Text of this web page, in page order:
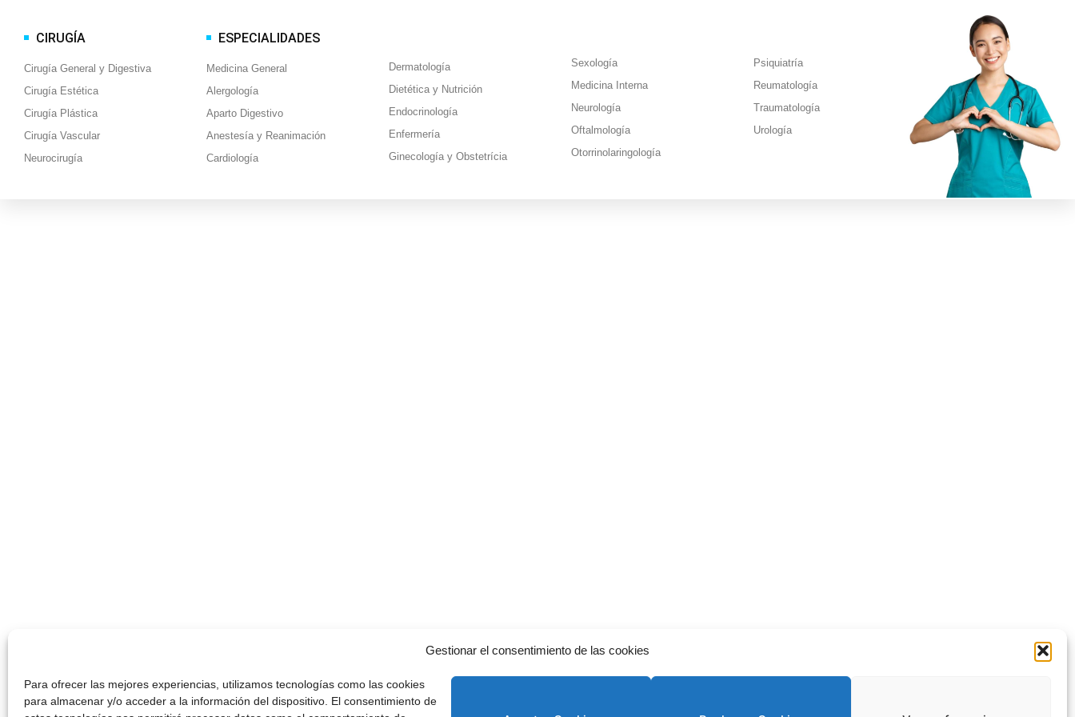
Gestionar el consentimiento de las cookies
Para ofrecer las mejores experiencias, utilizamos tecnologías como las cookies
para almacenar y/o acceder a la información del dispositivo. El consentimiento de
CIRUGÍA
Cirugía General y Digestiva
Cirugía Estética
Cirugía Plástica
Cirugía Vascular
Neurocirugía
ESPECIALIDADES
Medicina General
Alergología
Aparto Digestivo
Anestesía y Reanimación
Cardiología
Dermatología
Dietética y Nutrición
Endocrinología
Enfermería
Ginecología y Obstetrícia
Sexología
Medicina Interna
Neurología
Oftalmología
Otorrinolaringología
Psiquiatría
Reumatología
Traumatología
Urología